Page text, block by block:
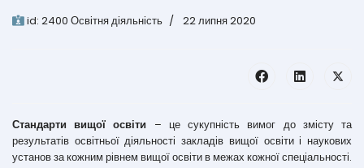
id: 2400 Освітня діяльність 22 липня 2020
Стандарти вищої освіти – це сукупність вимог до змісту та
результатів освітньої діяльності закладів вищої освіти і наукових
установ за кожним рівнем вищої освіти в межах кожної спеціальності.